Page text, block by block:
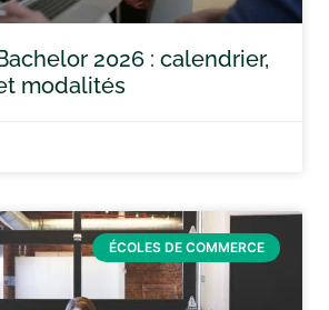
2026 : calendrier,
modalités
ÉCOLES DE COMMERCE